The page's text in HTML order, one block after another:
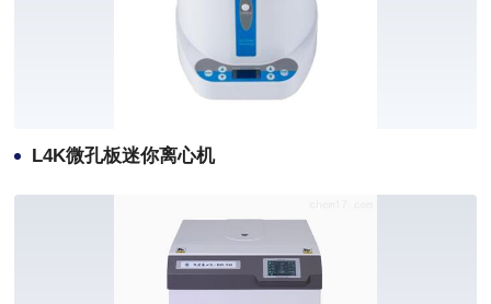
L4K微孔板迷你离心机